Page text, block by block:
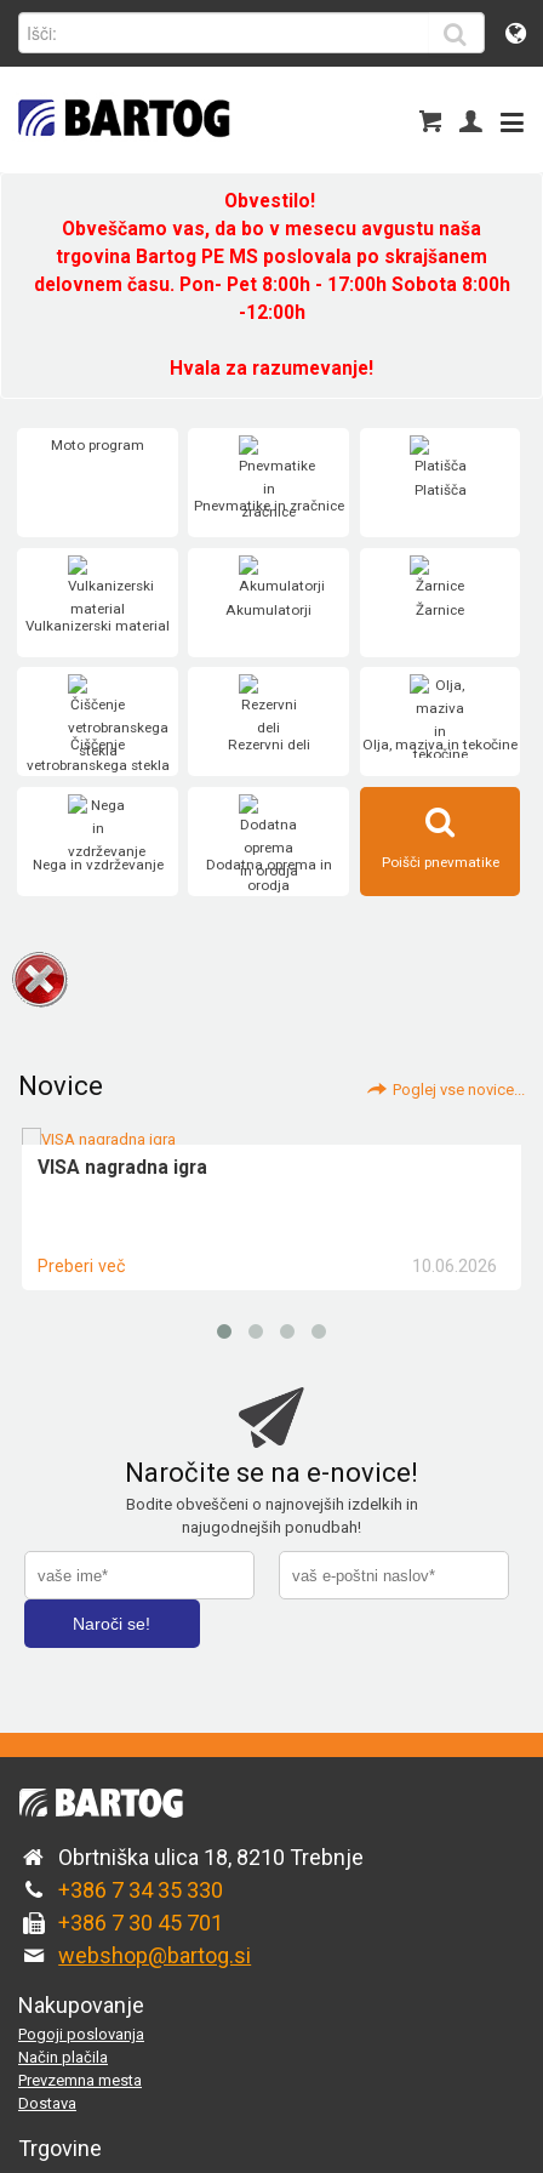
Obvestilo!
Obveščamo vas, da bo v mesecu avgustu naša
trgovina Bartog PE MS poslovala po skrajšanem
delovnem času. Pon- Pet 8:00h - 17:00h Sobota 8:00h
-12:00h
Hvala za razumevanje!
Moto program
Pnevmatike in zračnice
Platišča
Vulkanizerski material
Akumulatorji Žarnice
Čiščenje
vetrobranskega stekla
Rezervni deli Olja, maziva in tekočine
Nega in vzdrževanje
Dodatna oprema in
orodja
Poišči pnevmatike
Novice Poglej vse novice...
VISA nagradna igra
10.06.2026
Preberi več
Naročite se na e-novice!
Bodite obveščeni o najnovejših izdelkih in
najugodnejših ponudbah!
Obrtniška ulica 18, 8210 Trebnje
+386 7 34 35 330
+386 7 30 45 701
webshop@bartog.si
Nakupovanje
Pogoji poslovanja
Način plačila
Prevzemna mesta
Dostava
Trgovine